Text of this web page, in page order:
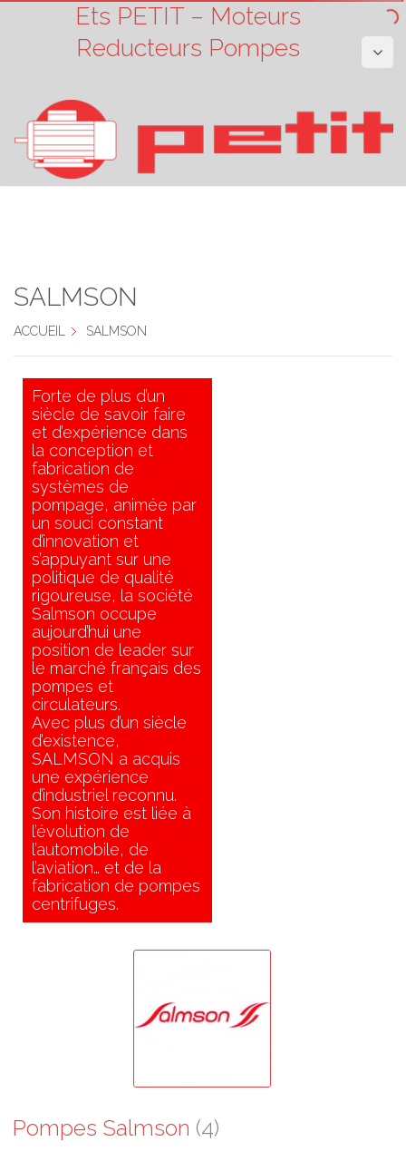
Ets PETIT – Moteurs
Reducteurs Pompes
SALMSON
ACCUEIL SALMSON
Forte de plus d’un
siècle de savoir faire
et d’expérience dans
la conception et
fabrication de
systèmes de
pompage, animée par
un souci constant
d’innovation et
s’appuyant sur une
politique de qualité
rigoureuse, la société
Salmson occupe
aujourd’hui une
position de leader sur
le marché français des
pompes et
circulateurs.
Avec plus d’un siècle
d’existence,
SALMSON a acquis
une expérience
d’industriel reconnu.
Son histoire est liée à
l’évolution de
l’automobile, de
l’aviation… et de la
fabrication de pompes
centrifuges.
Pompes Salmson (4)